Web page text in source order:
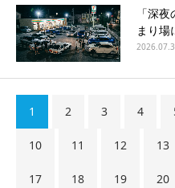
「深
まり場
1 2 3 4
10 11 12 13
17 18 19 20